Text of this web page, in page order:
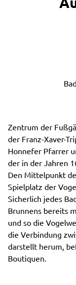
Zentrum der
der Franz-Xaver-
Honnefer Pfarrer
der in der Jahren
Den Mittelpunkt
Spielplatz der
Sicherlich jedes
Brunnens bereits
und so die
die Verbindung
darstellt herum,
Boutiquen.